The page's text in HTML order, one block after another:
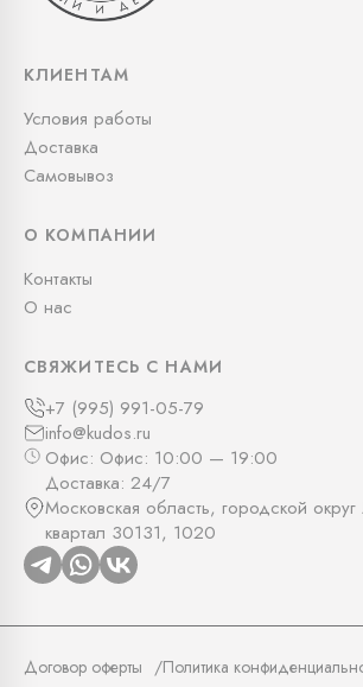
КЛИЕНТАМ
Условия работы
Доставка
Самовывоз
О КОМПАНИИ
Контакты
О нас
СВЯЖИТЕСЬ С НАМИ
+7 (995) 991-05-79
info@kudos.ru
Офис: Офис: 10:00 — 19:00
Доставка: 24/7
Московская область, городской
квартал 30131, 1020
Договор оферты Политика